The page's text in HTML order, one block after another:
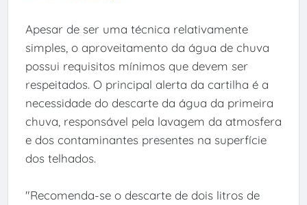
Apesar de ser uma técnica relativamente
simples, o aproveitamento da água de chuva
possui requisitos mínimos que devem ser
respeitados. O principal alerta da cartilha é a
necessidade do descarte da água da primeira
chuva, responsável pela lavagem da atmosfera
e dos contaminantes presentes na superfície
dos telhados.
"Recomenda-se o descarte de dois litros de